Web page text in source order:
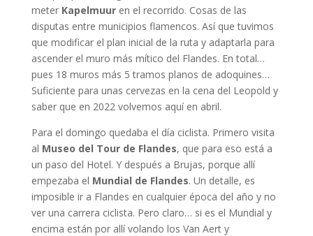
meter Kapelmuuren el recorrido. Cosas de las
disputas entre municipios flamencos. Así que tuvimos
que modificar el plan inicial de la ruta y adaptarla para
ascender el muro más mítico del Flandes. En total…
pues 18 muros más 5 tramos planos de adoquines…
Suficiente para unas cervezas en la cena del Leopold y
saber que en 2022 volvemos aquí en abril.
Para el domingo quedaba el día ciclista. Primero visita
al Museo del Tour de Flandes, que para eso está a
un paso del Hotel. Y después a Brujas, porque allí
empezaba el Mundial de Flandes. Un detalle, es
imposible ir a Flandes en cualquier época del año y no
ver una carrera ciclista. Pero claro… si es el Mundial y
encima están por allí volando los Van Aert y